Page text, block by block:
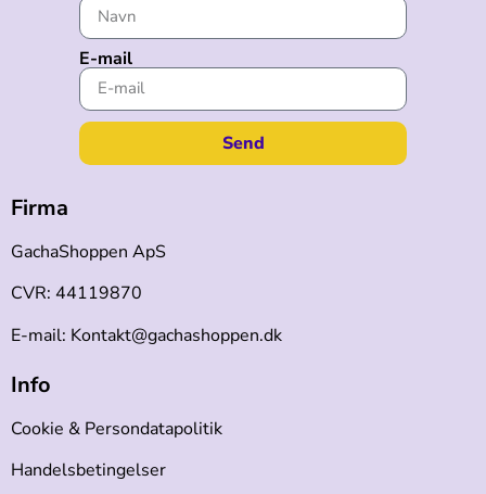
E-mail
Send
Firma
GachaShoppen ApS
CVR: 44119870
E-mail: Kontakt@gachashoppen.dk
Info
Cookie & Persondatapolitik
Handelsbetingelser